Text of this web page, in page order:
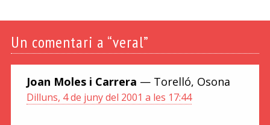
Un comentari a “veral”
Joan Moles i Carrera — Torelló, Osona
Dilluns, 4 de juny del 2001 a les 17:44